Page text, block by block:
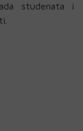
studenata i